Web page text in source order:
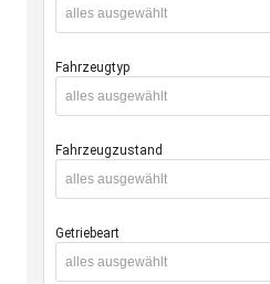
alles ausgewählt
Fahrzeugtyp
alles ausgewählt
Fahrzeugzustand
alles ausgewählt
Getriebeart
alles ausgewählt